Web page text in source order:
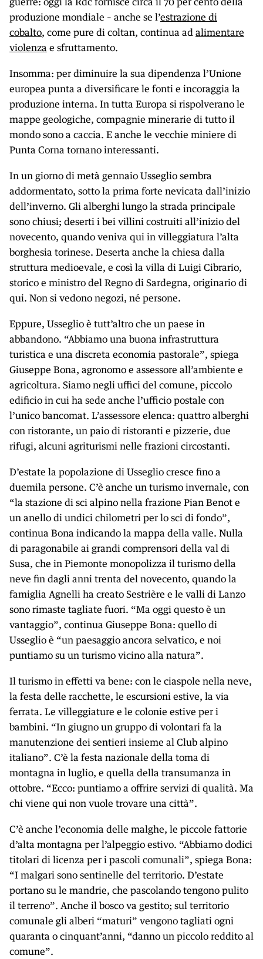
produzione mondiale – anche se l’estrazione di
cobalto, come pure di coltan, continua ad alimentare
violenza e sfruttamento.
Insomma: per diminuire la sua dipendenza l’Unione
europea punta a diversificare le fonti e incoraggia la
produzione interna. In tutta Europa si rispolverano le
mappe geologiche, compagnie minerarie di tutto il
mondo sono a caccia. E anche le vecchie miniere di
Punta Corna tornano interessanti.
In un giorno di metà gennaio Usseglio sembra
addormentato, sotto la prima forte nevicata dall’inizio
dell’inverno. Gli alberghi lungo la strada principale
sono chiusi; deserti i bei villini costruiti all’inizio del
novecento, quando veniva qui in villeggiatura l’alta
borghesia torinese. Deserta anche la chiesa dalla
struttura medioevale, e così la villa di Luigi Cibrario,
storico e ministro del Regno di Sardegna, originario di
qui. Non si vedono negozi, né persone.
Eppure, Usseglio è tutt’altro che un paese in
abbandono. “Abbiamo una buona infrastruttura
turistica e una discreta economia pastorale”, spiega
Giuseppe Bona, agronomo e assessore all’ambiente e
agricoltura. Siamo negli uffici del comune, piccolo
edificio in cui ha sede anche l’ufficio postale con
l’unico bancomat. L’assessore elenca: quattro alberghi
con ristorante, un paio di ristoranti e pizzerie, due
rifugi, alcuni agriturismi nelle frazioni circostanti.
D’estate la popolazione di Usseglio cresce fino a
duemila persone. C’è anche un turismo invernale, con
“la stazione di sci alpino nella frazione Pian Benot e
un anello di undici chilometri per lo sci di fondo”,
continua Bona indicando la mappa della valle. Nulla
di paragonabile ai grandi comprensori della val di
Susa, che in Piemonte monopolizza il turismo della
neve fin dagli anni trenta del novecento, quando la
famiglia Agnelli ha creato Sestrière e le valli di Lanzo
sono rimaste tagliate fuori. “Ma oggi questo è un
vantaggio”, continua Giuseppe Bona: quello di
Usseglio è “un paesaggio ancora selvatico, e noi
puntiamo su un turismo vicino alla natura”.
Il turismo in effetti va bene: con le ciaspole nella neve,
la festa delle racchette, le escursioni estive, la via
ferrata. Le villeggiature e le colonie estive per i
bambini. “In giugno un gruppo di volontari fa la
manutenzione dei sentieri insieme al Club alpino
italiano”. C’è la festa nazionale della toma di
montagna in luglio, e quella della transumanza in
ottobre. “Ecco: puntiamo a offrire servizi di qualità. Ma
chi viene qui non vuole trovare una città”.
C’è anche l’economia delle malghe, le piccole fattorie
d’alta montagna per l’alpeggio estivo. “Abbiamo dodici
titolari di licenza per i pascoli comunali”, spiega Bona:
“I malgari sono sentinelle del territorio. D’estate
portano su le mandrie, che pascolando tengono pulito
il terreno”. Anche il bosco va gestito; sul territorio
comunale gli alberi “maturi” vengono tagliati ogni
quaranta o cinquant’anni, “danno un piccolo reddito al
comune”.